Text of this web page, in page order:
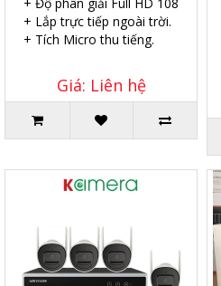
+ Lắp trực tiếp ngoài trời.
+ Tích Micro thu tiếng.
Giá: Liên hệ